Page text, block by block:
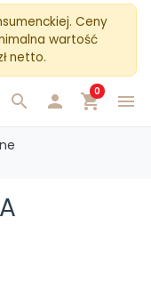
Ceny
wartość
netto.
menu
search  shopping_cart
0